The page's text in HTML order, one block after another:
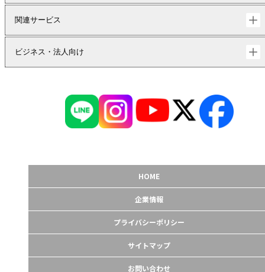
関連サービス
ビジネス・法人向け
HOME
企業情報
プライバシーポリシー
サイトマップ
お問い合わせ